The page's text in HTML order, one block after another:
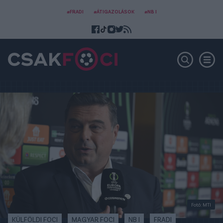
#FRADI #ÁTIGAZOLÁSOK #NB I
Fotó: MTI
KÜLFÖLDI FOCI MAGYAR FOCI NB I FRADI